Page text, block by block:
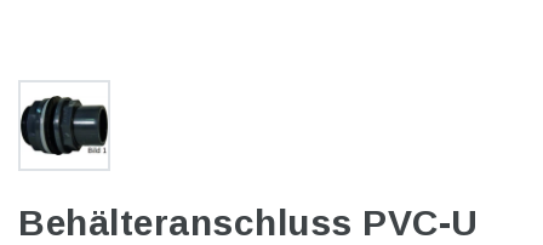
Behälteranschluss PVC-U